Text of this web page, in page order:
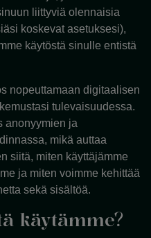
liittyviä olennaisia
koskevat asetuksesi),
käytöstä sinulle entistä
nopeuttamaan digitaalisen
tulevaisuudessa.
anonyymien ja
mikä auttaa
siitä, miten käyttäjämme
ja miten voimme kehittää
sekä sisältöä.
käytämme?